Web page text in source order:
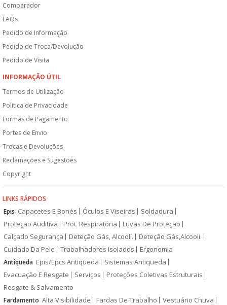
Comparador
FAQs
Pedido de Informação
Pedido de Troca/Devolução
Pedido de Visita
INFORMAÇÃO ÚTIL
Termos de Utilização
Politica de Privacidade
Formas de Pagamento
Portes de Envio
Trocas e Devoluções
Reclamações e Sugestões
Copyright
LINKS RÁPIDOS
Epis Capacetes E Bonés Óculos E Viseiras
Soldadura
Proteção Auditiva
Prot. Respiratória
Luvas De Proteção
Calçado Segurança
Deteção Gás, Alcoolí.
Deteção Gás,Alcooli.
Cuidado Da Pele
Trabalhadores Isolados Ergonomia
Antiqueda Epis/Epcs Antiqueda
Sistemas Antiqueda
Evacuação E Resgate
Serviços
Proteções Coletivas Estruturais
Resgate & Salvamento
Fardamento Alta Visibilidade Fardas De Trabalho
Vestuário Chuva